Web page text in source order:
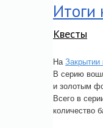
Итоги
Квесты
НаЗакрытии
В серию
и золотым
Всего в
количество